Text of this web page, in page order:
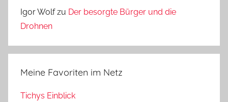
Igor Wolfzu Der besorgte Bürger und die
Drohnen
Meine Favoriten im Netz
Tichys Einblick